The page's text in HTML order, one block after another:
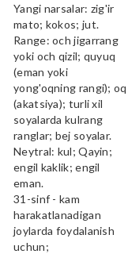
Yangi narsalar: zig'ir
mato; kokos; jut.
Range: och jigarrang
yoki och qizil; quyuq
(eman yoki
yong'oqning rangi); oq
(akatsiya); turli xil
soyalarda kulrang
ranglar; bej soyalar.
Neytral: kul; Qayin;
engil kaklik; engil
eman.
31-sinf - kam
harakatlanadigan
joylarda foydalanish
uchun;